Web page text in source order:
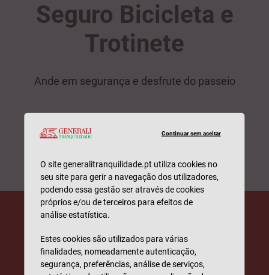
Seguro Bicicleta e
Trotinete
Ande em segurança e desfrute do passeio
Continuar sem aceitar
O site generalitranquilidade.pt utiliza cookies no
seu site para gerir a navegação dos utilizadores,
podendo essa gestão ser através de cookies
próprios e/ou de terceiros para efeitos de
análise estatística.
Estes cookies são utilizados para várias
finalidades, nomeadamente autenticação,
segurança, preferências, análise de serviços,